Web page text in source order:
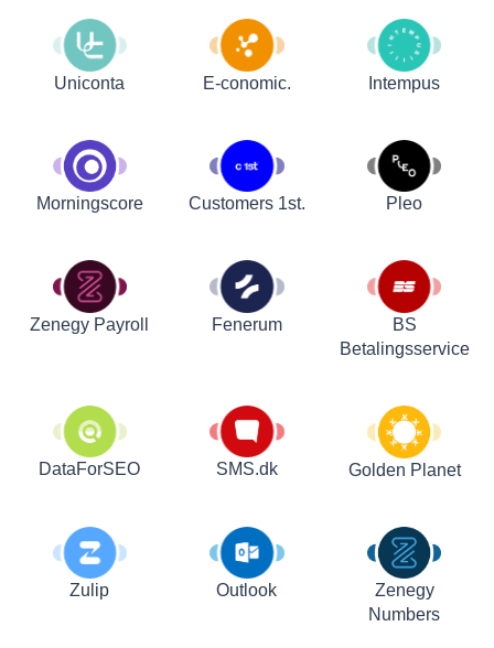
Uniconta E-conomic. Intempus
Morningscore Customers 1st. Pleo
Zenegy Payroll Fenerum
BS
Betalingsservice
DataForSEO SMS.dk Golden Planet
Zulip Outlook
Zenegy
Numbers